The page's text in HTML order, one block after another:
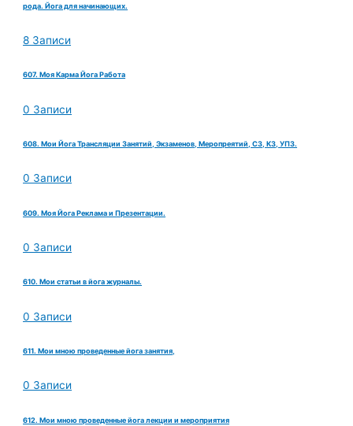
рода. Йога для начинающих.
8 Записи
607. Моя Карма Йога Работа
0 Записи
608. Мои Йога Трансляции Занятий, Экзаменов, Меропреятий, СЗ, КЗ, УПЗ.
0 Записи
609. Моя Йога Реклама и Презентации.
0 Записи
610. Мои статьи в йога журналы.
0 Записи
611. Мои мною проведенные йога занятия,
0 Записи
612. Мои мною проведенные йога лекции и мероприятия